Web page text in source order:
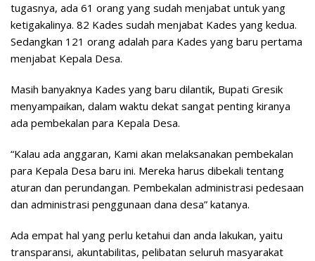
tugasnya, ada 61 orang yang sudah menjabat untuk yang
ketigakalinya. 82 Kades sudah menjabat Kades yang kedua.
Sedangkan 121 orang adalah para Kades yang baru pertama
menjabat Kepala Desa.
Masih banyaknya Kades yang baru dilantik, Bupati Gresik
menyampaikan, dalam waktu dekat sangat penting kiranya
ada pembekalan para Kepala Desa.
“Kalau ada anggaran, Kami akan melaksanakan pembekalan
para Kepala Desa baru ini. Mereka harus dibekali tentang
aturan dan perundangan. Pembekalan administrasi pedesaan
dan administrasi penggunaan dana desa” katanya.
Ada empat hal yang perlu ketahui dan anda lakukan, yaitu
transparansi, akuntabilitas, pelibatan seluruh masyarakat